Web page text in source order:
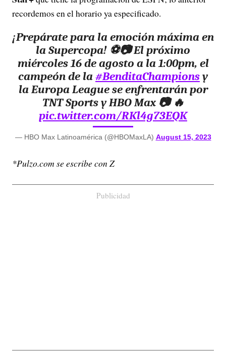
recordemos en el horario ya especificado.
¡Prepárate para la emoción máxima en
la Supercopa! ⚽️📷 El próximo
miércoles 16 de agosto a la 1:00pm, el
campeón de la#BenditaChampionsy
la Europa League se enfrentarán por
TNT Sports y HBO Max 📷 🔥
pic.twitter.com/RKl4g73EQK
— HBO Max Latinoamérica (@HBOMaxLA) August 15, 2023
*Pulzo.com se escribe con Z
Publicidad